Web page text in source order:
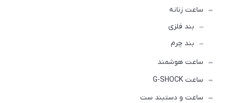
ساعت زنانه
بند فلزی
بند چرم
ساعت هوشمند
ساعت G-SHOCK
ساعت و دستبند ست